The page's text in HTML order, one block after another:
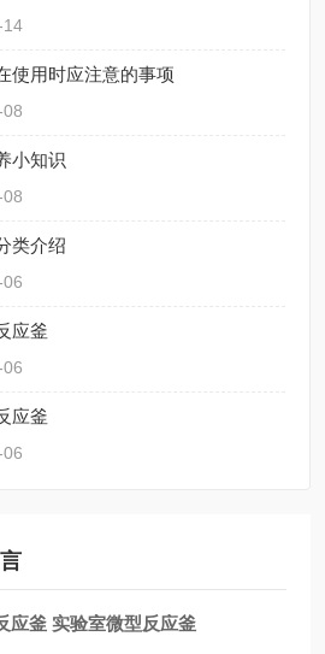
14
使用时应注意的事项
小知识
类介绍
应釜
应釜
应釜 实验室微型反应釜